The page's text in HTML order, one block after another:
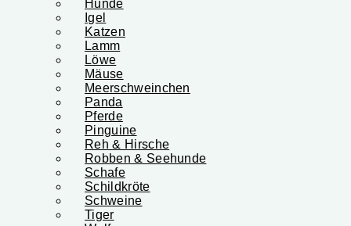
Hunde
Igel
Katzen
Lamm
Löwe
Mäuse
Meerschweinchen
Panda
Pferde
Pinguine
Reh & Hirsche
Robben & Seehunde
Schafe
Schildkröte
Schweine
Tiger